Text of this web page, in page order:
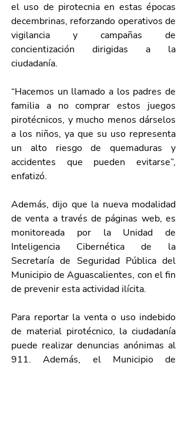
el uso de pirotecnia en estas épocas
decembrinas, reforzando operativos de
vigilancia y campañas de
concientización dirigidas a la
ciudadanía.
“Hacemos un llamado a los padres de
familia a no comprar estos juegos
pirotécnicos, y mucho menos dárselos
a los niños, ya que su uso representa
un alto riesgo de quemaduras y
accidentes que pueden evitarse”,
enfatizó.
Además, dijo que la nueva modalidad
de venta a través de páginas web, es
monitoreada por la Unidad de
Inteligencia Cibernética de la
Secretaría de Seguridad Pública del
Municipio de Aguascalientes, con el fin
de prevenir esta actividad ilícita.
Para reportar la venta o uso indebido
de material pirotécnico, la ciudadanía
puede realizar denuncias anónimas al
911. Además, el Municipio de